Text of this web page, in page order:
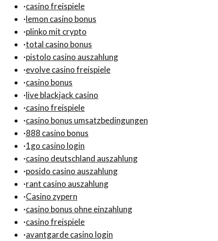
·casino freispiele
·lemon casino bonus
·plinko mit crypto
·total casino bonus
·pistolo casino auszahlung
·evolve casino freispiele
·casino bonus
·live blackjack casino
·casino freispiele
·casino bonus umsatzbedingungen
·888 casino bonus
·1go casino login
·casino deutschland auszahlung
·posido casino auszahlung
·rant casino auszahlung
·Casino zypern
·casino bonus ohne einzahlung
·casino freispiele
·avantgarde casino login